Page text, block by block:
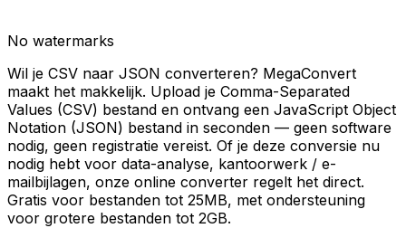
No watermarks
Wil je CSV naar JSON converteren? MegaConvert
maakt het makkelijk. Upload je Comma-Separated
Values (CSV) bestand en ontvang een JavaScript Object
Notation (JSON) bestand in seconden — geen software
nodig, geen registratie vereist. Of je deze conversie nu
nodig hebt voor data-analyse, kantoorwerk / e-
mailbijlagen, onze online converter regelt het direct.
Gratis voor bestanden tot 25MB, met ondersteuning
voor grotere bestanden tot 2GB.